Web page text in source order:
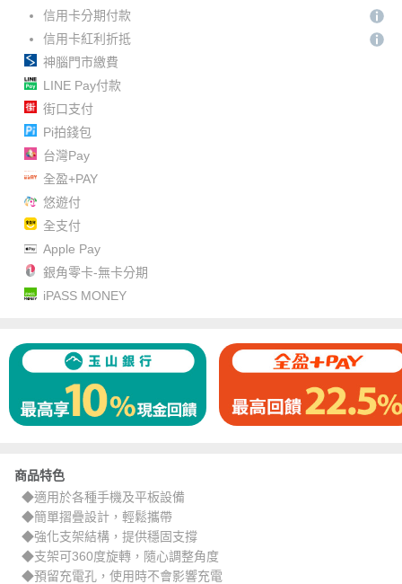
信用卡分期付款
信用卡紅利折抵
神腦門市繳費
LINE Pay付款
街口支付
Pi拍錢包
台灣Pay
全盈+PAY
悠遊付
全支付
Apple Pay
銀角零卡-無卡分期
iPASS MONEY
商品特色
◆適用於各種手機及平板設備
◆簡單摺疊設計，輕鬆攜帶
◆強化支架結構，提供穩固支撐
◆支架可360度旋轉，隨心調整角度
◆預留充電孔，使用時不會影響充電